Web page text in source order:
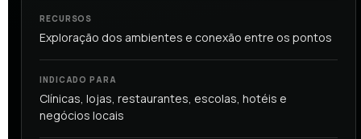
RECURSOS
Exploração dos ambientes e conexão entre os pontos
INDICADO PARA
Clínicas, lojas, restaurantes, escolas, hotéis e
negócios locais